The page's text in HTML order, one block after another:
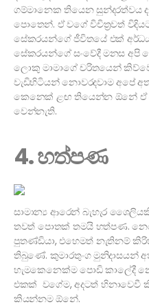
ගම්මානෙක තියෙන සුන්දරත්වය
පොතෙන්. ඒ වගේ විචිත්‍රවත්
සේකරයන්ගේ ජීවිතයේ එක්
සේකරයන්ගේ සංවේදී මනස අපි
ලොකු මාමාගේ චරිතයෙන්
වැඩිහිටියන් නොවරදවාම අපේ
කෙනෙක් ළඟ තියෙන්න ඕනේ ඒ
වෙන්නැති.
4. හත්පණ
සාමාන්‍ය ආරෙන් බැහැර
තවත් පොතක් තමයි හත්පණ.
පුතණ්ඩියා, එහෙමත් නැතිනම්
තිබුණේ. කුමාරතුංග මුනිදාසයන්
හැමකෙනෙක්ම පොඩි කාලේදී
එකක් වගේම, අදටත්
කියන්නම ඕනේ.